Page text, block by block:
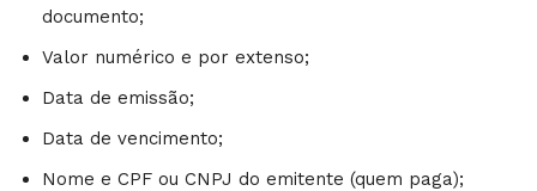
documento;
Valor numérico e por extenso;
Data de emissão;
Data de vencimento;
Nome e CPF ou CNPJ do emitente (quem paga);